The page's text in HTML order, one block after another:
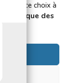
ce choix à
Politique des